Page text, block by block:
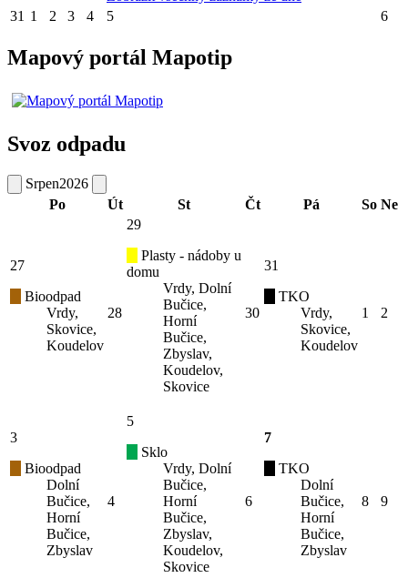
31 1 2 3 4 5 6
Mapový portál Mapotip
Svoz odpadu
Srpen2026
Po
Út St Čt Pá So Ne
27
Bioodpad
Vrdy,
Skovice,
Koudelov
28
29
Plasty - nádoby u
domu
Vrdy, Dolní
Bučice,
Horní
Bučice,
Zbyslav,
Koudelov,
Skovice
30
31
TKO
Vrdy,
Skovice,
Koudelov
1 2
3
Bioodpad
Dolní
Bučice,
Horní
Bučice,
Zbyslav
4
5
Sklo
Vrdy, Dolní
Bučice,
Horní
Bučice,
Zbyslav,
Koudelov,
Skovice
6
7
TKO
Dolní
Bučice,
Horní
Bučice,
Zbyslav
8 9